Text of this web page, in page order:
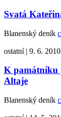
Svatá
Blanenský deník
ostatní | 9. 6. 2010
K památníku
Altaje
Blanenský deník